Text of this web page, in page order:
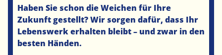
Haben Sie schon die Weichen für Ihre
Zukunft gestellt? Wir sorgen dafür, dass Ihr
Lebenswerk erhalten bleibt – und zwar in den
besten Händen.